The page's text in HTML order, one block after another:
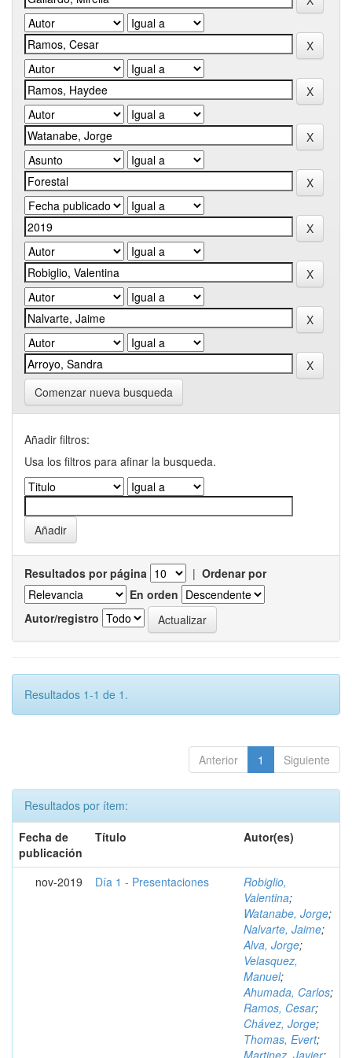
Comenzar nueva busqueda
Añadir filtros:
Usa los filtros para afinar la busqueda.
Resultados por página | Ordenar por
En orden
Autor/registro
Resultados 1-1 de 1.
Anterior 1 Siguiente
Resultados por ítem:
Fecha de
publicación
Título Autor(es)
nov-2019 Día 1 - Presentaciones
Robiglio,
Valentina;
Watanabe, Jorge;
Nalvarte, Jaime;
Alva, Jorge;
Velasquez,
Manuel;
Ahumada, Carlos;
Ramos, Cesar;
Chávez, Jorge;
Thomas, Evert;
Martinez, Javier;